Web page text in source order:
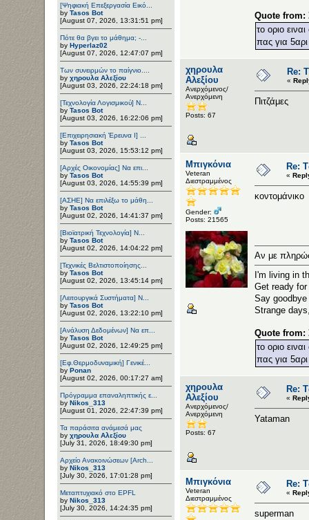
[Ψηφιακή Επεξεργασία Εικό...
by Tasos Bot
[August 07, 2026, 13:31:51 pm]
Πότε θα βγει το μάθημα; -...
by Hyperlaz02
[August 07, 2026, 12:47:07 pm]
Των συνειρμών το παίγνιο....
by χηρουλα Αλεξίου
[August 03, 2026, 22:24:18 pm]
[Τεχνολογία Λογισμικού] Ν...
by Tasos Bot
[August 03, 2026, 16:22:06 pm]
[Επιχειρησιακή Έρευνα Ι] ...
by Tasos Bot
[August 03, 2026, 15:53:12 pm]
[Αρχές Οικονομίας] Να επι...
by Tasos Bot
[August 03, 2026, 14:55:39 pm]
[ΑΣΗΕ] Να επιλέξω το μάθη...
by Tasos Bot
[August 02, 2026, 14:41:37 pm]
[Βιοϊατρική Τεχνολογία] Ν...
by Tasos Bot
[August 02, 2026, 14:04:22 pm]
[Τεχνικές Βελτιστοποίησης...
by Tasos Bot
[August 02, 2026, 13:45:14 pm]
[Λειτουργικά Συστήματα] Ν...
by Tasos Bot
[August 02, 2026, 13:22:10 pm]
[Ανάλυση Δεδομένων] Να επ...
by Tasos Bot
[August 02, 2026, 12:49:25 pm]
[Εφ.Θερμοδυναμική] Γενικέ...
by Ponan
[August 02, 2026, 00:17:27 am]
Πρόγραμμα επαναληπτικής ε...
by Nikos_313
[August 01, 2026, 22:47:39 pm]
Τα παράσιτα ανάμεσά μας
by χηρουλα Αλεξίου
[July 31, 2026, 18:49:30 pm]
Αρχείο Ανακοινώσεων [Arch...
by Nikos_313
[July 30, 2026, 17:01:28 pm]
Μεταπτυχιακό στο EPFL
by Nikos_313
[July 30, 2026, 14:24:35 pm]
Quote from:
το οριο
πας για 5αρι
χηρουλα
Αλεξίου
Ανερχόμενος/
Ανερχόμενη
Posts: 67
Re:
«
Πιτζάμες
Μπιγκόνια
Veteran
Διεστραμμένος
Gender:
Posts: 21565
Re:
«
κοντομάνικο
Αν με
I'm living in
Get ready
Say
Strange
Quote from:
το οριο
πας για 5αρι
χηρουλα
Αλεξίου
Ανερχόμενος/
Ανερχόμενη
Posts: 67
Re:
«
Yataman
Μπιγκόνια
Veteran
Διεστραμμένος
Re:
«
superman